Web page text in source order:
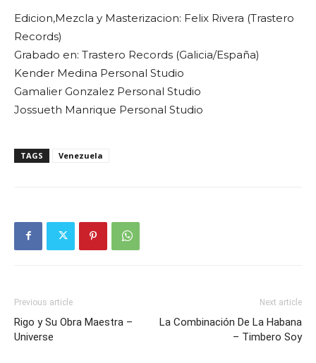
Edicion,Mezcla y Masterizacion: Felix Rivera (Trastero
Records)
Grabado en: Trastero Records (Galicia/España)
Kender Medina Personal Studio
Gamalier Gonzalez Personal Studio
Jossueth Manrique Personal Studio
TAGS Venezuela
Previous article
Rigo y Su Obra Maestra –
Universe
Next article
La Combinación De La Habana
– Timbero Soy